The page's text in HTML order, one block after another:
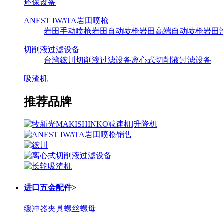
环保设备
ANEST IWATA岩田喷枪
岩田手动喷枪岩田自动喷枪岩田高端自动喷枪岩田
切削液过滤设备
台湾鋐川切削液过滤设备离心式切削液过滤设备
吸渣机
推荐品牌
进口五金配件>
缓冲器夹具螺丝螺母